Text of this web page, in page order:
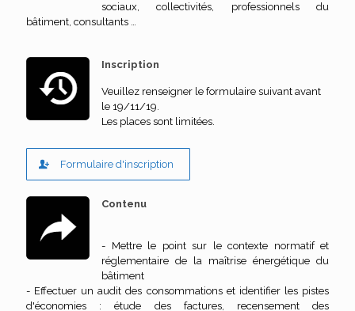
sociaux, collectivités, professionnels du
bâtiment, consultants …
Inscription
Veuillez renseigner le formulaire suivant avant
le 19/11/19.
Les places sont limitées.
Formulaire d'inscription
Contenu
- Mettre le point sur le contexte normatif et
réglementaire de la maîtrise énergétique du
bâtiment
- Effectuer un audit des consommations et identifier les pistes
d'économies : étude des factures, recensement des